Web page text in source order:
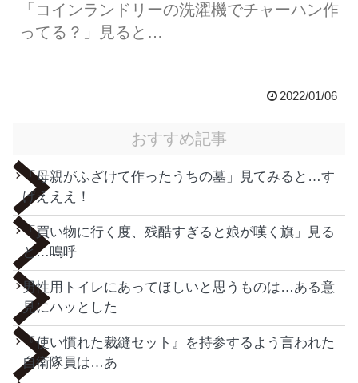
「コインランドリーの洗濯機でチャーハン作
ってる？」見ると…
2022/01/06
おすすめ記事
「母親がふざけて作ったうちの墓」見てみると…す
げえええ！
「買い物に行く度、残酷すぎると娘が嘆く旗」見る
と…嗚呼
男性用トイレにあってほしいと思うものは…ある意
見にハッとした
『使い慣れた裁縫セット』を持参するよう言われた
自衛隊員は…あ